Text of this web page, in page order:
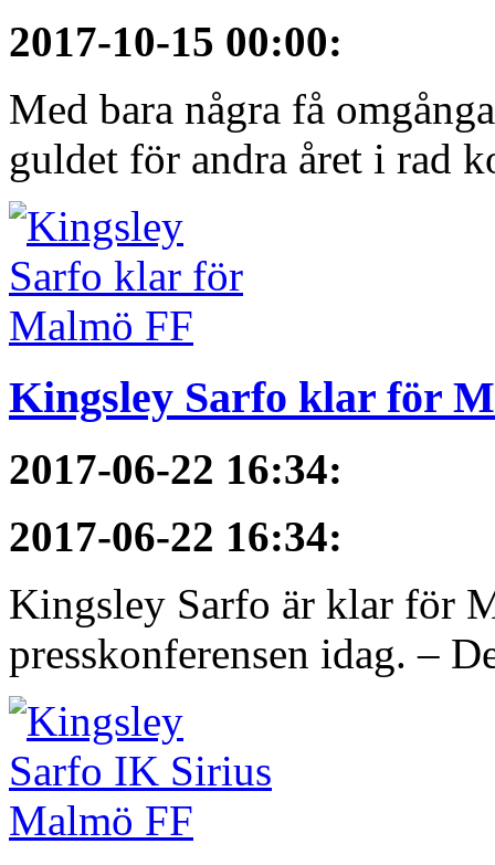
2017-10-15 00:00:
Med bara några få
guldet för andra året i rad
Kingsley Sarfo klar för
2017-06-22 16:34:
2017-06-22 16:34:
Kingsley Sarfo är klar för
presskonferensen idag. –